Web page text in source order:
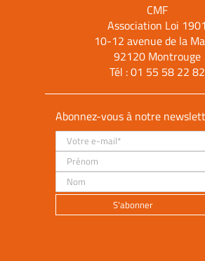
CMF
Association Loi 1901
10-12 avenue de la
92120 Montrouge
Tél :01 55 58 22 82
Abonnez-vous à notre